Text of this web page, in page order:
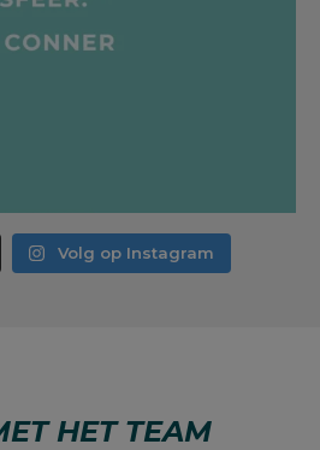
Volg op Instagram
HET TEAM